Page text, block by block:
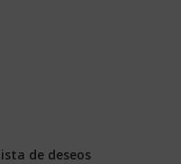
de deseos